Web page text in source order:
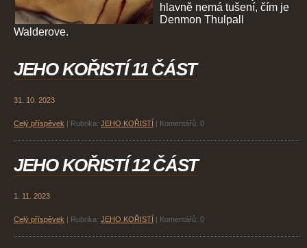
hlavně nemá tušení, čím je
Denmon Thulpall
Walderove.
JEHO KOŘISTÍ 11 ČÁST
31. 10. 2023
Celý příspěvek Rubrika: JEHO KOŘISTÍ Komentářů: 0
JEHO KOŘISTÍ 12 ČÁST
1. 11. 2023
Celý příspěvek Rubrika: JEHO KOŘISTÍ Komentářů: 0